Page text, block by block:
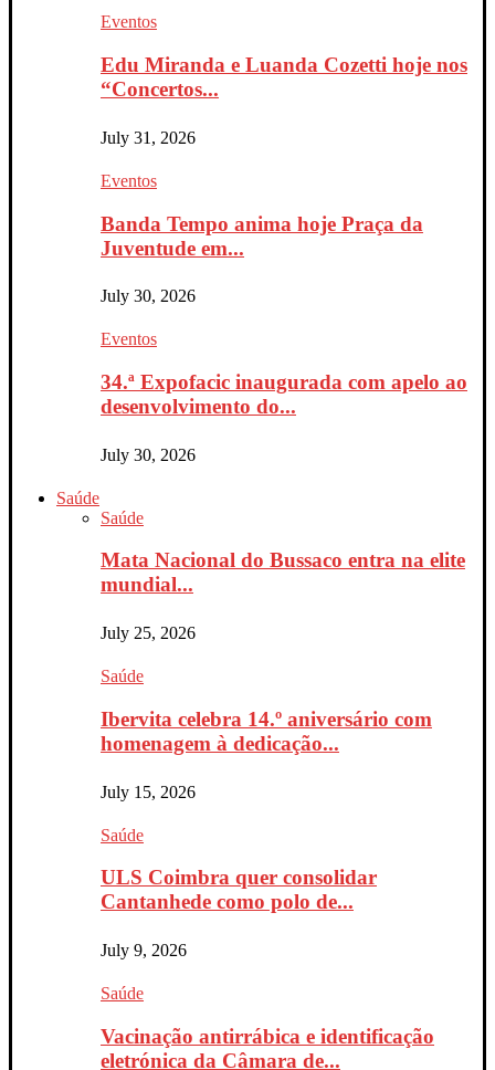
Eventos
Edu Miranda e Luanda Cozetti hoje nos
“Concertos...
July 31, 2026
Eventos
Banda Tempo anima hoje Praça da
Juventude em...
July 30, 2026
Eventos
34.ª Expofacic inaugurada com apelo ao
desenvolvimento do...
July 30, 2026
Saúde
Saúde
Mata Nacional do Bussaco entra na elite
mundial...
July 25, 2026
Saúde
Ibervita celebra 14.º aniversário com
homenagem à dedicação...
July 15, 2026
Saúde
ULS Coimbra quer consolidar
Cantanhede como polo de...
July 9, 2026
Saúde
Vacinação antirrábica e identificação
eletrónica da Câmara de...